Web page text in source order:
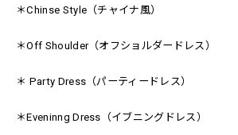
＊Chinse Style（チャイナ風）
＊Off Shoulder（オフショルダードレス）
＊ Party Dress（パーティードレス）
＊Eveninng Dress（イブニングドレス）